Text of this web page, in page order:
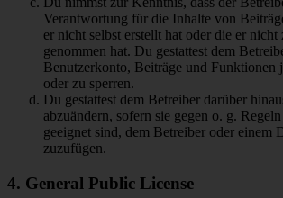
Verantwortung für die Inhalte von
er nicht selbst erstellt hat oder die er
genommen hat. Du gestattest dem
Benutzerkonto, Beiträge und Funktionen
oder zu sperren.
Du gestattest dem Betreiber darüber
abzuändern, sofern sie gegen o. g.
geeignet sind, dem Betreiber oder einem
zuzufügen.
4. General Public License